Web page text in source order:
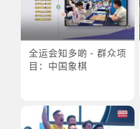
全运会知多啲 - 群众项
目：中国象棋